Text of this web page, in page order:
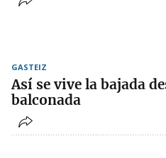
GASTEIZ
Así se vive la bajada
balconada